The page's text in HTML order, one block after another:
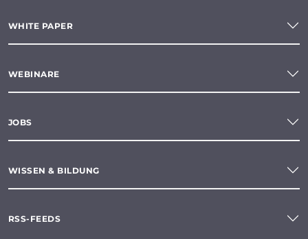
WHITE PAPER
WEBINARE
JOBS
WISSEN & BILDUNG
RSS-FEEDS